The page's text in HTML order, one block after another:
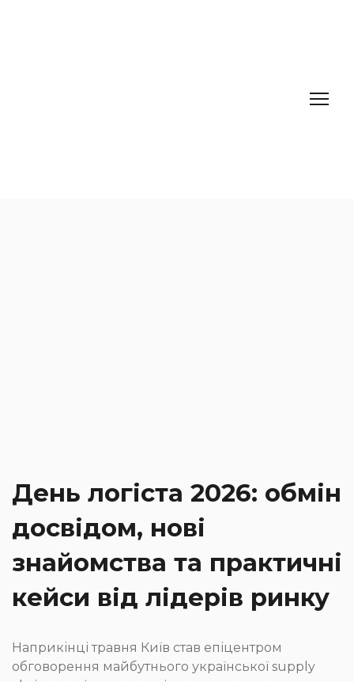
День логіста 2026: обмін
досвідом, нові
знайомства та практичні
кейси від лідерів ринку
Наприкінці травня Київ став епіцентром
обговорення майбутнього української supply